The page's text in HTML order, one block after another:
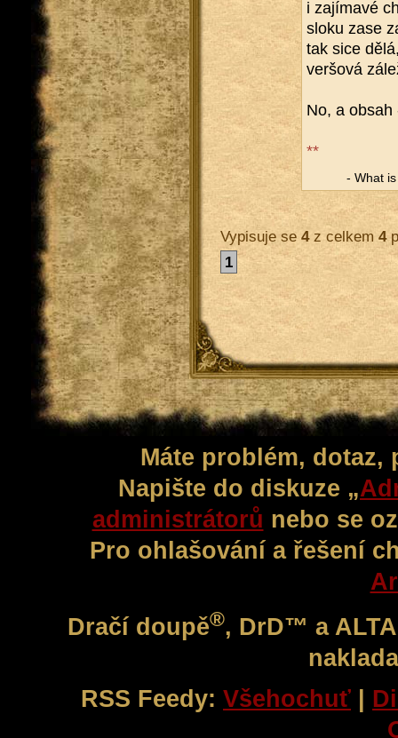
i za­jí­ma­vé
sloku zase
tak sice
ver­šo­vá
No, a
**
- What
Vypisuje se 4z celkem 4
1
Máte problém,
Napište do diskuze „
administrátorů nebo se
Pro ohlašování a řešení
Dračí doupě®, DrD™ a
RSS Feedy: Všehochuť |